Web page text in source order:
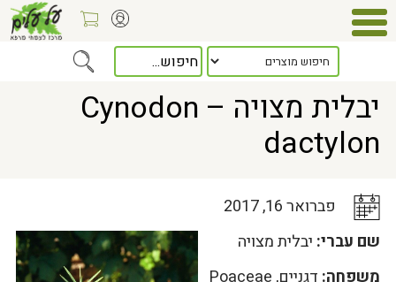
כלל המאמרים> יבלית מצויה – Cynodon dactylon
יבלית מצויה – Cynodon
dactylon
פברואר 16, 2017
שם עברי: יבלית מצויה
משפחה: דגניים, Poaceae